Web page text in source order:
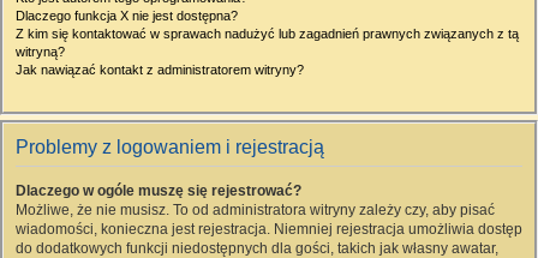
Dlaczego funkcja X nie jest dostępna?
Z kim się kontaktować w sprawach nadużyć lub zagadnień prawnych związanych z tą
witryną?
Jak nawiązać kontakt z administratorem witryny?
Problemy z logowaniem i rejestracją
Dlaczego w ogóle muszę się rejestrować?
Możliwe, że nie musisz. To od administratora witryny zależy czy, aby pisać
wiadomości, konieczna jest rejestracja. Niemniej rejestracja umożliwia dostęp
do dodatkowych funkcji niedostępnych dla gości, takich jak własny awatar,